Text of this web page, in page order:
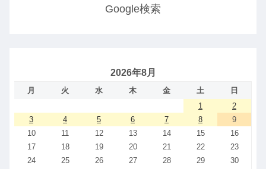
Google検索
2026年8月
月 火 水 木 金 土
日
1
2
3
4 5 6 7 8
9
10
11 12 13 14 15
16
17
18 19 20 21 22
23
24
25 26 27 28 29
30